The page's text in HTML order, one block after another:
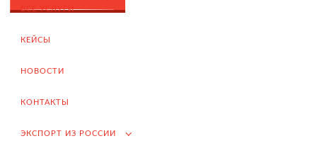
ВСЕ УСЛУГИ
КЕЙСЫ
НОВОСТИ
КОНТАКТЫ
ЭКСПОРТ ИЗ РОССИИ
Импорт из Китая